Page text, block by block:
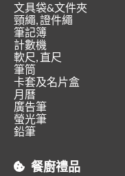
文具袋&文件夾
頸繩, 證件繩
筆記簿
計數機
軟尺, 直尺
筆筒
卡套及名片盒
月曆
廣告筆
螢光筆
鉛筆
餐廚禮品